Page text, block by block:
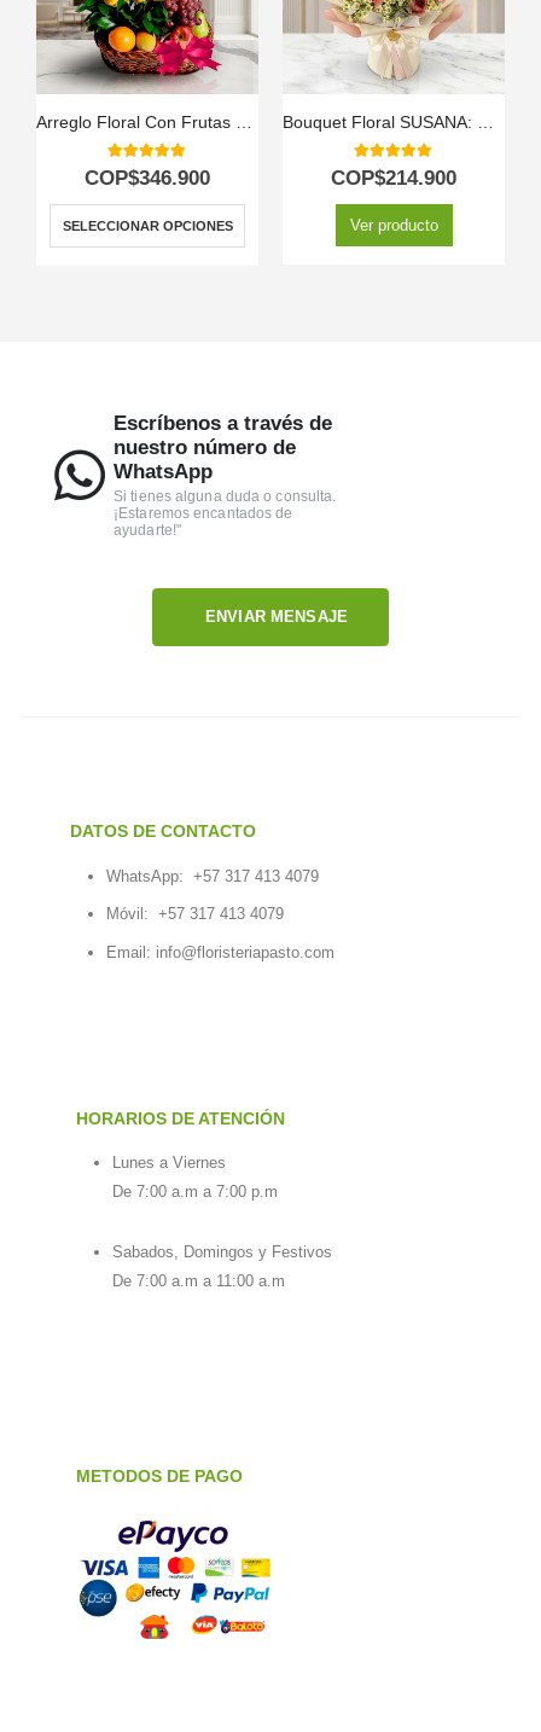
5.00out of 5
COP$346.900
SELECCIONAR OPCIONES
5.00out of 5
COP$214.900
Ver producto
Escríbenos a través de
nuestro número de
WhatsApp
Si tienes alguna duda o consulta.
¡Estaremos encantados de
ayudarte!"
ENVIAR MENSAJE
DATOS DE CONTACTO
WhatsApp: +57 317 413 4079
Móvil: +57 317 413 4079
Email: info@floristeriapasto.com
HORARIOS DE ATENCIÓN
Lunes a Viernes
De 7:00 a.m a 7:00 p.m
Sabados, Domingos y Festivos
De 7:00 a.m a 11:00 a.m
METODOS DE PAGO